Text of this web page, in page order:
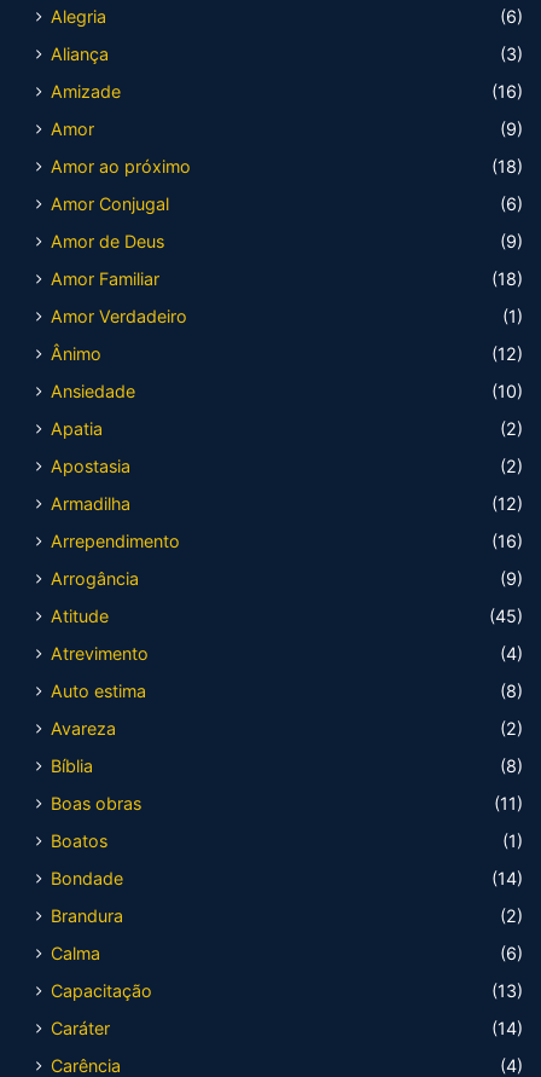
Alegria
(6)
Aliança
(3)
Amizade
(16)
Amor
(9)
Amor ao próximo
(18)
Amor Conjugal
(6)
Amor de Deus
(9)
Amor Familiar
(18)
Amor Verdadeiro
(1)
Ânimo
(12)
Ansiedade
(10)
Apatia
(2)
Apostasia
(2)
Armadilha
(12)
Arrependimento
(16)
Arrogância
(9)
Atitude
(45)
Atrevimento
(4)
Auto estima
(8)
Avareza
(2)
Bíblia
(8)
Boas obras
(11)
Boatos
(1)
Bondade
(14)
Brandura
(2)
Calma
(6)
Capacitação
(13)
Caráter
(14)
Carência
(4)